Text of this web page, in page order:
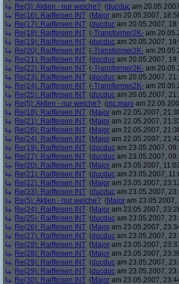
Re(3): Aktien - nur welche? (ducduc am
Re(16): Raiffeisen INT (Major am 20.05.2007,
Re(17): Raiffeisen INT (ducduc am 20.05.2007,
Re(18): Raiffeisen INT (-Transformer2K- am
Re(19): Raiffeisen INT (ducduc am 20.05.2007,
Re(20): Raiffeisen INT (-Transformer2K- am
Re(21): Raiffeisen INT (ducduc am 20.05.2007,
Re(22): Raiffeisen INT (-Transformer2K- am
Re(23): Raiffeisen INT (ducduc am 20.05.2007,
Re(24): Raiffeisen INT (-Transformer2K- am
Re(25): Raiffeisen INT (ducduc am 20.05.2007,
Re(5): Aktien - nur welche? (mc.mani am
Re(18): Raiffeisen INT (Major am 22.05.2007,
Re(21): Raiffeisen INT (Major am 22.05.2007,
Re(26): Raiffeisen INT (Major am 22.05.2007,
Re(24): Raiffeisen INT (Major am 22.05.2007,
Re(19): Raiffeisen INT (ducduc am 23.05.2007,
Re(27): Raiffeisen INT (ducduc am 23.05.2007,
Re(20): Raiffeisen INT (Major am 23.05.2007,
Re(21): Raiffeisen INT (ducduc am 23.05.2007,
Re(22): Raiffeisen INT (Major am 23.05.2007,
Re(23): Raiffeisen INT (ducduc am 23.05.2007,
Re(5): Aktien - nur welche? (Major am 23.05.2007,
Re(24): Raiffeisen INT (Major am 23.05.2007,
Re(25): Raiffeisen INT (ducduc am 23.05.2007,
Re(26): Raiffeisen INT (Major am 23.05.2007,
Re(27): Raiffeisen INT (ducduc am 23.05.2007,
Re(28): Raiffeisen INT (Major am 23.05.2007,
Re(28): Raiffeisen INT (Major am 23.05.2007,
Re(29): Raiffeisen INT (ducduc am 23.05.2007,
Re(29): Raiffeisen INT (ducduc am 23.05.2007,
Re(30): Raiffeisen INT (Major am 23.05.2007,